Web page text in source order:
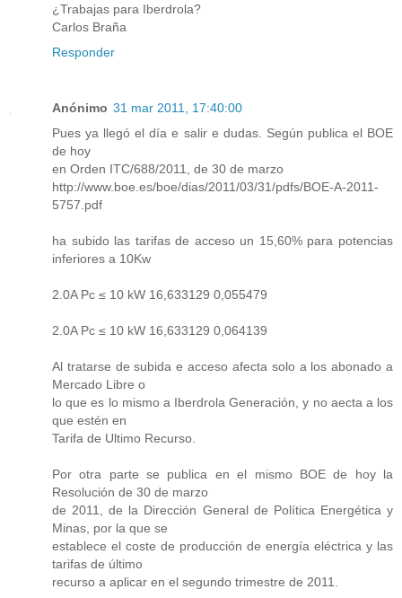
¿Trabajas para Iberdrola?
Carlos Braña
Responder
Anónimo 31 mar 2011, 17:40:00
Pues ya llegó el día e salir e dudas. Según publica el BOE
de hoy
en Orden ITC/688/2011, de 30 de marzo
http://www.boe.es/boe/dias/2011/03/31/pdfs/BOE-A-2011-
5757.pdf
ha subido las tarifas de acceso un 15,60% para potencias
inferiores a 10Kw
2.0A Pc ≤ 10 kW 16,633129 0,055479
2.0A Pc ≤ 10 kW 16,633129 0,064139
Al tratarse de subida e acceso afecta solo a los abonado a
Mercado Libre o
lo que es lo mismo a Iberdrola Generación, y no aecta a los
que estén en
Tarifa de Ultimo Recurso.
Por otra parte se publica en el mismo BOE de hoy la
Resolución de 30 de marzo
de 2011, de la Dirección General de Política Energética y
Minas, por la que se
establece el coste de producción de energía eléctrica y las
tarifas de último
recurso a aplicar en el segundo trimestre de 2011.